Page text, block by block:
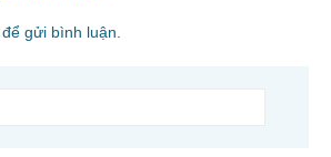
để gửi bình luận.